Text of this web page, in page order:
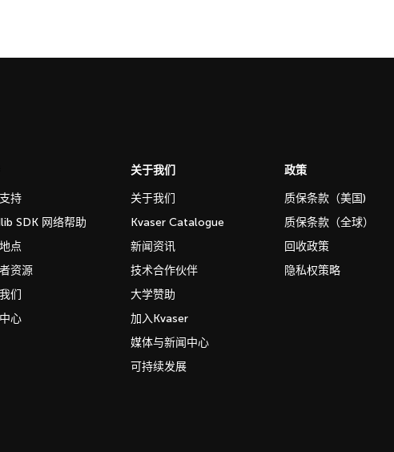
持
SDK 网络帮助
点
资源
们
心
关于我们
关于我们
Kvaser Catalogue
新闻资讯
技术合作伙伴
大学赞助
加入Kvaser
媒体与新闻中心
可持续发展
政策
质保条款（美国)
质保条款（全球）
回收政策
隐私权策略